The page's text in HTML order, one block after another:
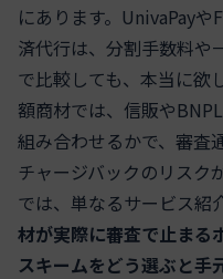
にあります。UnivaPay
済代行は、分割手数料や
で比較しても、本当に欲
額商材では、信販や
組み合わせるかで、審査
チャージバックのリスク
では、単なるサービス紹
材が実際に審査で止まる
スキームをどう選ぶと手